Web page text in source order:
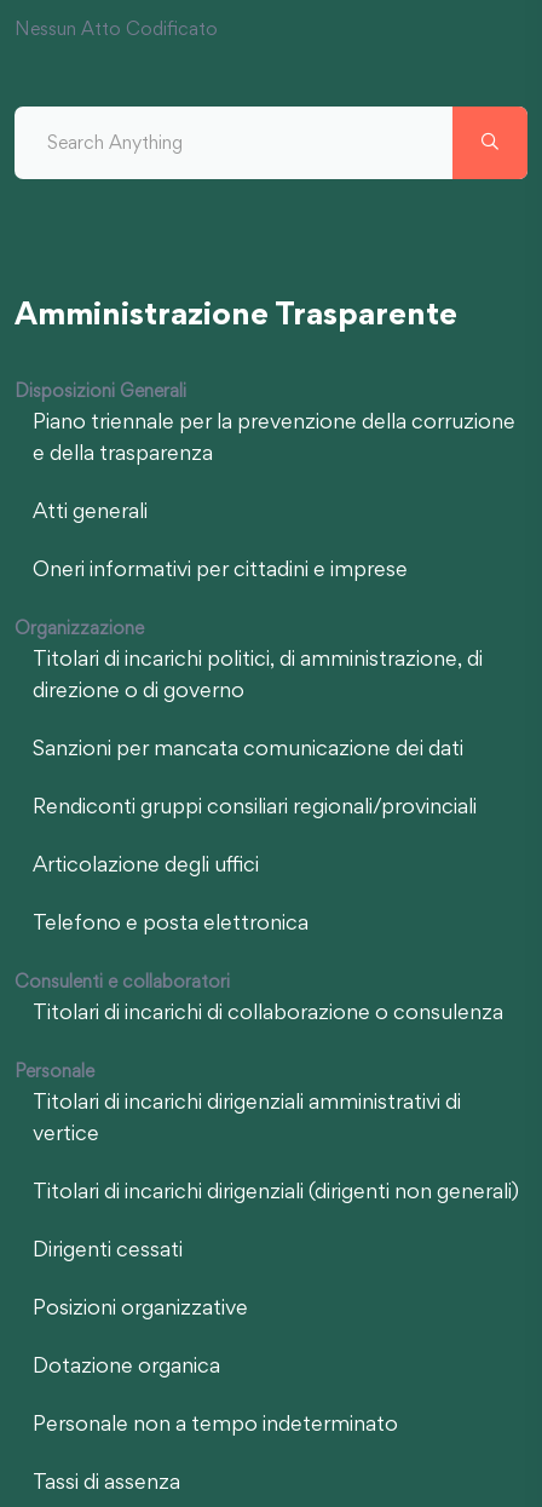
Nessun Atto Codificato
Amministrazione Trasparente
Disposizioni Generali
Piano triennale per la prevenzione della corruzione
e della trasparenza
Atti generali
Oneri informativi per cittadini e imprese
Organizzazione
Titolari di incarichi politici, di amministrazione, di
direzione o di governo
Sanzioni per mancata comunicazione dei dati
Rendiconti gruppi consiliari regionali/provinciali
Articolazione degli uffici
Telefono e posta elettronica
Consulenti e collaboratori
Titolari di incarichi di collaborazione o consulenza
Personale
Titolari di incarichi dirigenziali amministrativi di
vertice
Titolari di incarichi dirigenziali (dirigenti non generali)
Dirigenti cessati
Posizioni organizzative
Dotazione organica
Personale non a tempo indeterminato
Tassi di assenza